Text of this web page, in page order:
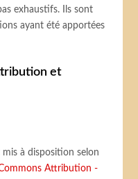
exhaustifs. Ils sont
ayant été apportées
et
à disposition selon
Attribution -